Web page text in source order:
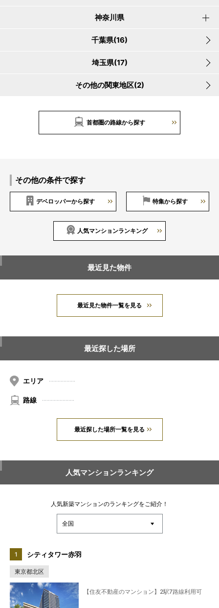
神奈川県
千葉県(16)
埼玉県(17)
その他の関東地区(2)
首都圏の路線から探す
その他の条件で探す
デベロッパーから探す 特集から探す
人気マンションランキング
最近見た物件
最近見た物件一覧を見る
最近探した場所
エリア
路線
最近探した場所一覧を見る
人気マンションランキング
人気新築マンションのランキングをご紹介！
シティタワー赤羽
東京都北区
【住友不動産のマンション】2駅7路線利用可